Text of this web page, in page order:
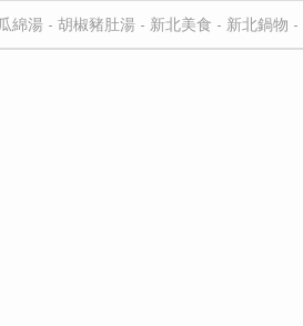
綿湯 - 胡椒豬肚湯 - 新北美食 - 新北鍋物 -